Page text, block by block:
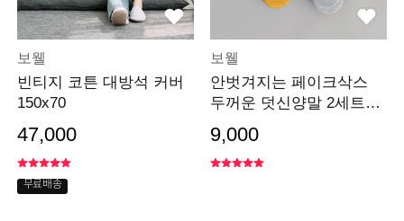
보웰
빈티지 코튼 대방석 커버
150x70
47,000
무료배송
보웰
안벗겨지는 페이크삭스
두꺼운 덧신양말 2세트
9,000